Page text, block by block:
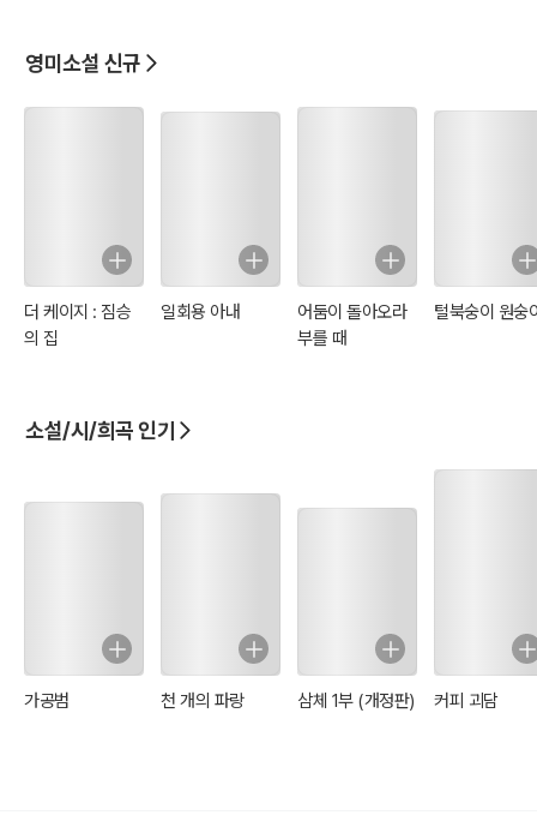
영미소설 신규
더 케이지 : 짐승
의 집
일회용 아내
어둠이 돌아오라
부를 때
털북숭이 원숭
소설/시/희곡 인기
가공범 천 개의 파랑 삼체 1부 (개정판) 커피 괴담